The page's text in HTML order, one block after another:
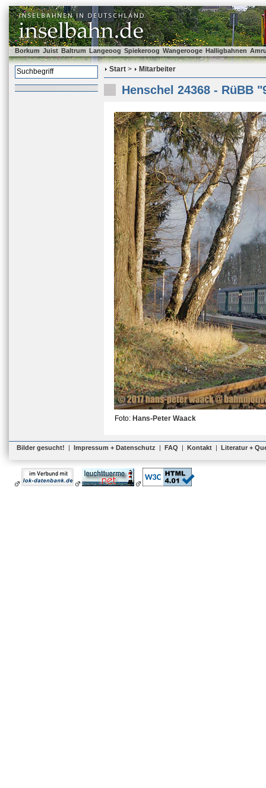
Borkum Juist Baltrum Langeoog Spiekeroog Wangerooge Halligbahnen
Start > Mitarbeiter
Henschel 24368 - RüBB
Foto: Hans-Peter Waack
Bilder gesucht! | Impressum + Datenschutz | FAQ | Kontakt | Literatur +